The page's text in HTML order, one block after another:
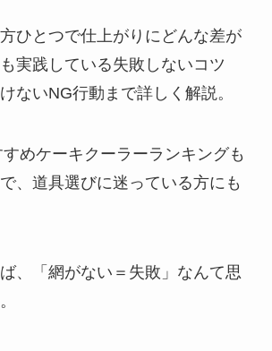
ひとつで仕上がりにどんな差が
実践している失敗しないコツ
ないNG行動まで詳しく解説。
めケーキクーラーランキングも
、道具選びに迷っている方にも
、「網がない＝失敗」なんて思